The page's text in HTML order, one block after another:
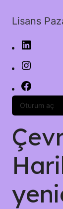
Lisans
Oturum aç